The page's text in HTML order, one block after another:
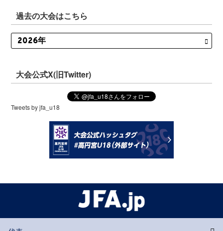
過去の大会はこちら
大会公式X(旧Twitter)
Tweets by jfa_u18